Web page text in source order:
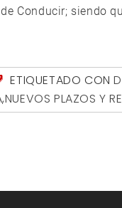
Conducir; siendo
ETIQUETADO CON
,NUEVOS PLAZOS Y